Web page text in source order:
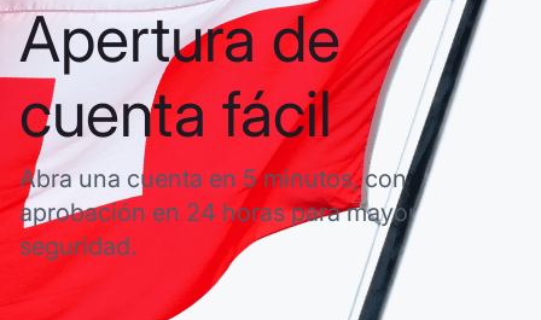
Apertura de
cuenta fácil
Abra una cuenta en 5 minutos, con
aprobación en 24 horas para mayor
seguridad.